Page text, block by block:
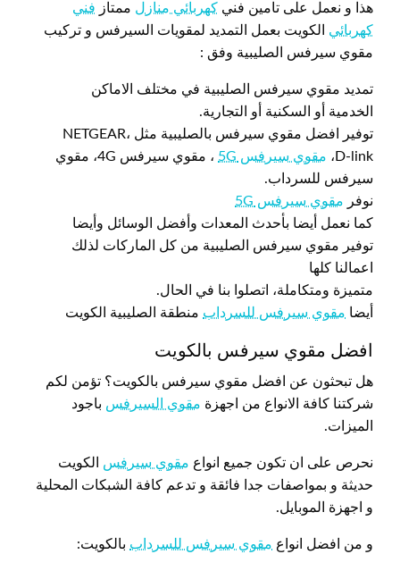
هذا و نعمل على تامين فني كهربائي منازل ممتاز فني
كهربائي الكويت بعمل التمديد لمقويات السيرفس و تركيب
مقوي سيرفس الصليبية وفق :
تمديد مقوي سيرفس الصليبية في مختلف الاماكن
الخدمية أو السكنية أو التجارية.
توفير افضل مقوي سيرفس بالصليبية مثل NETGEAR،
D-link،
مقوي سيرفس 5G
، مقوي سيرفس 4G، مقوي
سيرفس للسرداب.
نوفر مقوي سيرفس 5G
كما نعمل أيضا بأحدث المعدات وأفضل الوسائل وأيضا
توفير مقوي سيرفس الصليبية من كل الماركات لذلك
اعمالنا كلها
متميزة ومتكاملة، اتصلوا بنا في الحال.
أيضا مقوي سيرفس للسرداب منطقة الصليبية الكويت
افضل مقوي سيرفس بالكويت
هل تبحثون عن افضل مقوي سيرفس بالكويت؟ تؤمن لكم
شركتنا كافة الانواع من اجهزة مقوي السيرفس باجود
الميزات.
نحرص على ان تكون جميع انواع مقوي سيرفس الكويت
حديثة و بمواصفات جدا فائقة و تدعم كافة الشبكات المحلية
و اجهزة الموبايل.
و من افضل انواع مقوي سيرفس للسرداب بالكويت: